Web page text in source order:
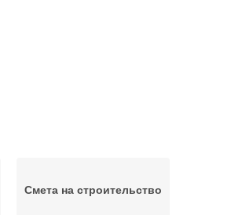
Смета на строительство